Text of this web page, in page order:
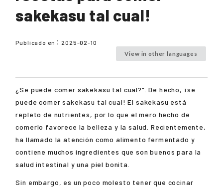
sakekasu tal cual!
Publicado en： 2025-02-10
View in other languages
¿Se puede comer sakekasu tal cual?". De hecho, ¡se
puede comer sakekasu tal cual! El sakekasu está
repleto de nutrientes, por lo que el mero hecho de
comerlo favorece la belleza y la salud. Recientemente,
ha llamado la atención como alimento fermentado y
contiene muchos ingredientes que son buenos para la
salud intestinal y una piel bonita.
Sin embargo, es un poco molesto tener que cocinar